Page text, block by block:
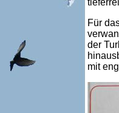
Für
der
mit